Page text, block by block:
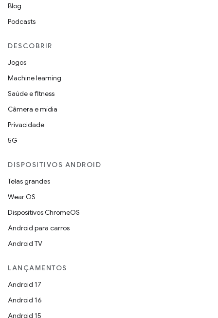
Blog
Podcasts
DESCOBRIR
Jogos
Machine learning
Saúde e fitness
Câmera e mídia
Privacidade
5G
DISPOSITIVOS ANDROID
Telas grandes
Wear OS
Dispositivos ChromeOS
Android para carros
Android TV
LANÇAMENTOS
Android 17
Android 16
Android 15